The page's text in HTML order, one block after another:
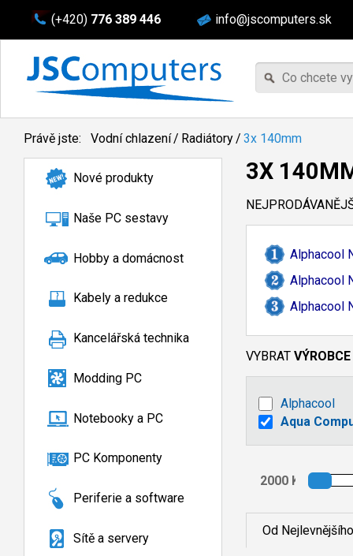
(+420) 776 389 446 info@jscomputers.sk
Právě jste: Vodní chlazení/ Radiátory/ 3x 140mm
Nové produkty
Naše PC sestavy
Hobby a domácnost
Kabely a redukce
Kancelářská technika
Modding PC
Notebooky a PC
PC Komponenty
Periferie a software
Sítě a servery
3X
Alphacool
Alphacool
Alphacool
VYBRAT VÝROBCE
Alphacool
Aqua
Od Nejlevnějšího